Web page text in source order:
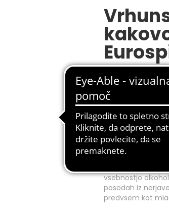
Vina v osnovi
(alkoholizirana).
peneča vina
barve glede na
zorena, glede na
srednje polna in
Navadno so
pitna, osvežilna
enostavnejšo
vsebnostjo
posodah iz
predvsem kot